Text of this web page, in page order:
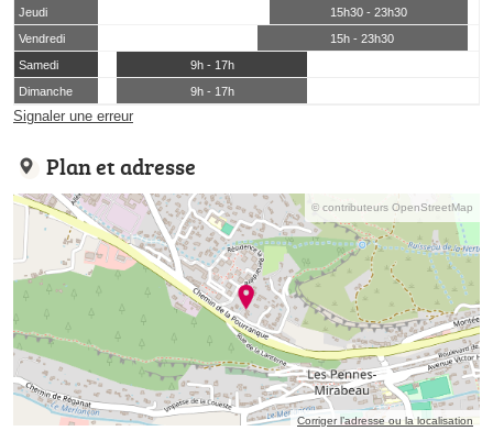
Jeudi
15h30 - 23h30
Vendredi
15h - 23h30
Samedi
9h - 17h
Dimanche
9h - 17h
Signaler une erreur
Plan et adresse
© contributeurs OpenStreetMap
Corriger l’adresse ou la localisation